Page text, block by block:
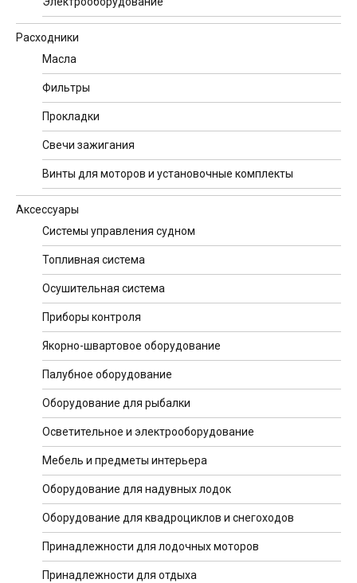
Расходники
Масла
Фильтры
Прокладки
Свечи зажигания
Винты для моторов и установочные комплекты
Аксессуары
Системы управления судном
Топливная система
Осушительная система
Приборы контроля
Якорно-швартовое оборудование
Палубное оборудование
Оборудование для рыбалки
Осветительное и электрооборудование
Мебель и предметы интерьера
Оборудование для надувных лодок
Оборудование для квадроциклов и снегоходов
Принадлежности для лодочных моторов
Принадлежности для отдыха